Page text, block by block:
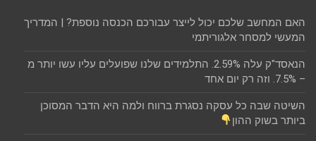
האם המחשב שלכם יכול לייצר עבורכם הכנסה נוספת? | המדריך
המעשי למסחר אלגוריתמי
הנאסד"ק עלה 2.59%. התלמידים שלנו שפועלים עליו עשו יותר מ
– 7.5%. וזה רק יום אחד
השיטה שבה כל עסקה נסגרת ברווח ולמה היא הדבר המסוכן
ביותר בשוק ההון